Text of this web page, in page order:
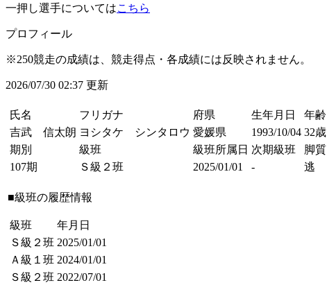
一押し選手についてはこちら
プロフィール
※250競走の成績は、競走得点・各成績には反映されません。
2026/07/30 02:37 更新
氏名 フリガナ 府県 生年月日 年齢
吉武 信太朗 ヨシタケ シンタロウ 愛媛県 1993/10/04 32歳
期別
級班 級班所属日 次期級班 脚質
107期
Ｓ級２班 2025/01/01 - 逃
■級班の履歴情報
級班
年月日
Ｓ級２班 2025/01/01
Ａ級１班 2024/01/01
Ｓ級２班 2022/07/01